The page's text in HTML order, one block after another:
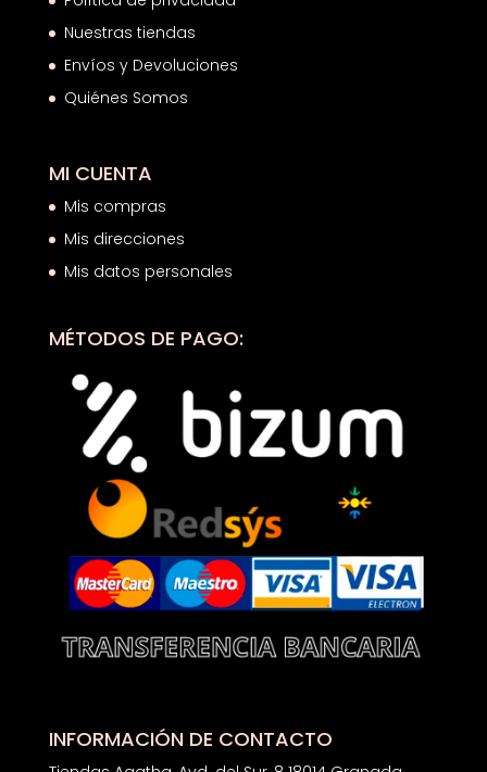
Nuestras tiendas
Envíos y Devoluciones
Quiénes Somos
MI CUENTA
Mis compras
Mis direcciones
Mis datos personales
MÉTODOS DE PAGO:
INFORMACIÓN DE CONTACTO